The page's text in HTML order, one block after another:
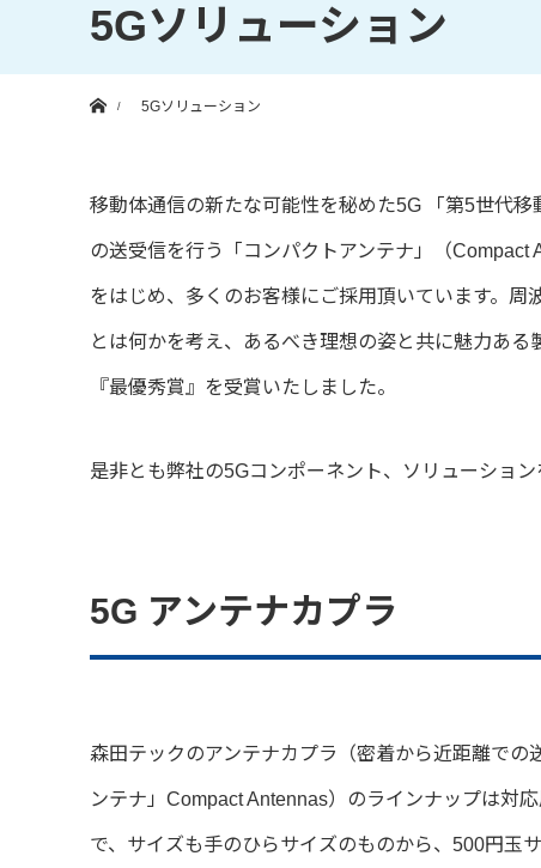
5Gソリューション
5Gソリューション
移動体通信の新たな可能性を秘めた5G 「第5世代
の送受信を行う「コンパクトアンテナ」（
をはじめ、多くのお客様にご採用頂いています。
とは何かを考え、あるべき理想の姿と共に魅力あ
『最優秀賞』を受賞いたしました。
是非とも弊社の5Gコンポーネント、ソリューショ
5G アンテナカプラ
森田テックのアンテナカプラ（密着から近距離での
ンテナ」Compact Antennas）のラインナップは対
で、サイズも手のひらサイズのものから、500円玉